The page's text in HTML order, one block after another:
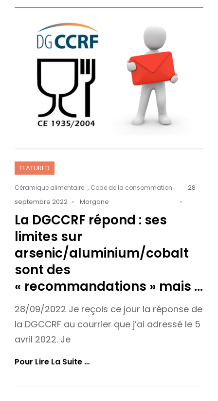
Contenants
Alimentaires
Être
Dangereux
FEATURED
Cat
Céramique alimentaire , Code de la consommation
Posted
28
septembre 2022
Morgane
La DGCCRF répond : ses
limites sur
arsenic/aluminium/cobalt
sont des
« recommandations » mais …
28/09/2022 Je reçois ce jour la réponse de
la DGCCRF au courrier que j’ai adressé le 5
avril 2022. Je
Pour Lire La Suite …La